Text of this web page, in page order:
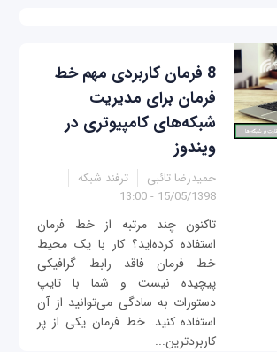
8 فرمان کاربردی مهم خط
فرمان برای مدیریت
شبکه‌های کامپیوتری در
ویندوز
حمیدرضا تائبی
ترفند شبکه
15/05/1398 - 13:00
تاکنون چند مرتبه از خط فرمان
استفاده کرده‌اید؟ کار با یک محیط
خط فرمان فاقد رابط گرافیکی
پیچیده نیست و شما با تایپ
دستورات به سادگی می‌توانید از آن
استفاده کنید. خط فرمان یکی از پر
کاربردترین...